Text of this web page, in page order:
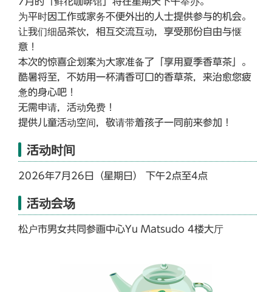
为平时因工作或家务不便外出的人士提供参与的机会。
让我们细品茶饮，相互交流互动，享受那份自由与惬
意！
本次的惊喜企划案为大家准备了「享用夏季香草茶」。
酷暑将至，不妨用一杯清香可口的香草茶，来治愈您疲
惫的身心吧！
无需申请，活动免费！
提供儿童活动空间，敬请带着孩子一同前来参加！
活动时间
2026年7月26日（星期日） 下午2点至4点
活动会场
松户市男女共同参画中心Yu Matsudo 4楼大厅